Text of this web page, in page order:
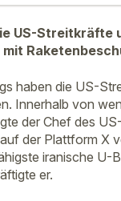
US-Streitkräfte
haben die US-
Innerhalb von
der Chef des
der Plattform X
iranische U-
er.